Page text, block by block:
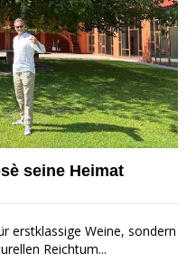
seine Heimat
erstklassige Weine, sondern
Reichtum...